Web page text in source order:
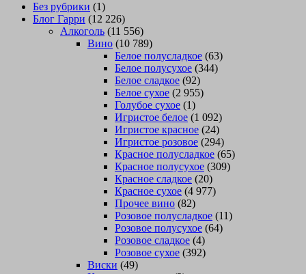
Без рубрики (1)
Блог Гарри (12 226)
Алкоголь (11 556)
Вино (10 789)
Белое полусладкое (63)
Белое полусухое (344)
Белое сладкое (92)
Белое сухое (2 955)
Голубое сухое (1)
Игристое белое (1 092)
Игристое красное (24)
Игристое розовое (294)
Красное полусладкое (65)
Красное полусухое (309)
Красное сладкое (20)
Красное сухое (4 977)
Прочее вино (82)
Розовое полусладкое (11)
Розовое полусухое (64)
Розовое сладкое (4)
Розовое сухое (392)
Виски (49)